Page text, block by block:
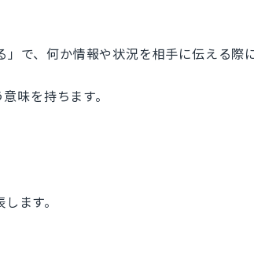
で、何か情報や状況を相手に伝える際
味を持ちます。
ます。